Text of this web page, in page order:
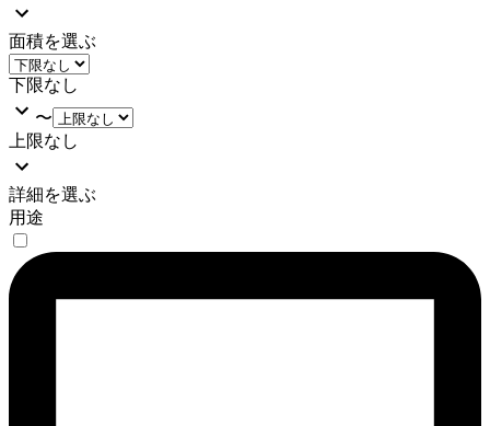
面積を選ぶ
下限なし
〜
上限なし
詳細を選ぶ
用途